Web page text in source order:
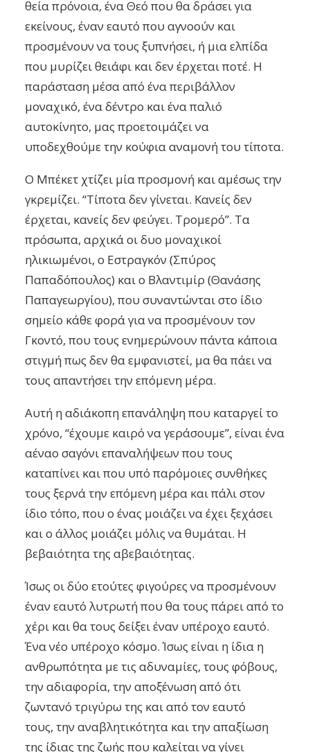
θεία πρόνοια, ένα Θεό που θα δράσει για
εκείνους, έναν εαυτό που αγνοούν και
προσμένουν να τους ξυπνήσει, ή μια ελπίδα
που μυρίζει θειάφι και δεν έρχεται ποτέ. Η
παράσταση μέσα από ένα περιβάλλον
μοναχικό, ένα δέντρο και ένα παλιό
αυτοκίνητο, μας προετοιμάζει να
υποδεχθούμε την κούφια αναμονή του τίποτα.
Ο Μπέκετ χτίζει μία προσμονή και αμέσως την
γκρεμίζει. “Τίποτα δεν γίνεται. Κανείς δεν
έρχεται, κανείς δεν φεύγει. Τρομερό”. Τα
πρόσωπα, αρχικά οι δυο μοναχικοί
ηλικιωμένοι, ο Εστραγκόν (Σπύρος
Παπαδόπουλος) και ο Βλαντιμίρ (Θανάσης
Παπαγεωργίου), που συναντώνται στο ίδιο
σημείο κάθε φορά για να προσμένουν τον
Γκοντό, που τους ενημερώνουν πάντα κάποια
στιγμή πως δεν θα εμφανιστεί, μα θα πάει να
τους απαντήσει την επόμενη μέρα.
Αυτή η αδιάκοπη επανάληψη που καταργεί το
χρόνο, “έχουμε καιρό να γεράσουμε”, είναι ένα
αέναο σαγόνι επαναλήψεων που τους
καταπίνει και που υπό παρόμοιες συνθήκες
τους ξερνά την επόμενη μέρα και πάλι στον
ίδιο τόπο, που ο ένας μοιάζει να έχει ξεχάσει
και ο άλλος μοιάζει μόλις να θυμάται. Η
βεβαιότητα της αβεβαιότητας.
Ίσως οι δύο ετούτες φιγούρες να προσμένουν
έναν εαυτό λυτρωτή που θα τους πάρει από το
χέρι και θα τους δείξει έναν υπέροχο εαυτό.
Ένα νέο υπέροχο κόσμο. Ίσως είναι η ίδια η
ανθρωπότητα με τις αδυναμίες, τους φόβους,
την αδιαφορία, την αποξένωση από ότι
ζωντανό τριγύρω της και από τον εαυτό
τους, την αναβλητικότητα και την απαξίωση
της ίδιας της ζωής που καλείται να γίνει